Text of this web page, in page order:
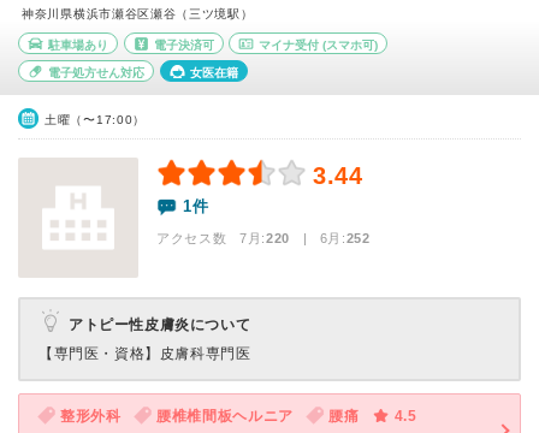
神奈川県横浜市瀬谷区瀬谷（三ツ境駅）
駐車場あり 電子決済可 マイナ受付 (スマホ可)
電子処方せん対応 女医在籍
土曜（〜17:00）
3.44
1件
アクセス数 7月:220 | 6月:252
アトピー性皮膚炎について
【専門医・資格】 皮膚科専門医
整形外科 腰椎椎間板ヘルニア 腰痛
4.5